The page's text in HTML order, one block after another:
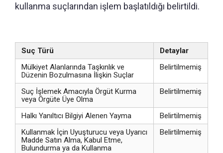
kullanma suçlarından işlem başlatıldığı belirtildi.
Suç Türü
Detaylar
Mülkiyet Alanlarında Taşkınlık ve
Düzenin Bozulmasına İlişkin Suçlar
Belirtilmemiş
Suç İşlemek Amacıyla Örgüt Kurma
veya Örgüte Üye Olma
Belirtilmemiş
Halkı Yanıltıcı Bilgiyi Alenen Yayma
Belirtilmemiş
Kullanmak İçin Uyuşturucu veya Uyarıcı
Madde Satın Alma, Kabul Etme,
Bulundurma ya da Kullanma
Belirtilmemiş